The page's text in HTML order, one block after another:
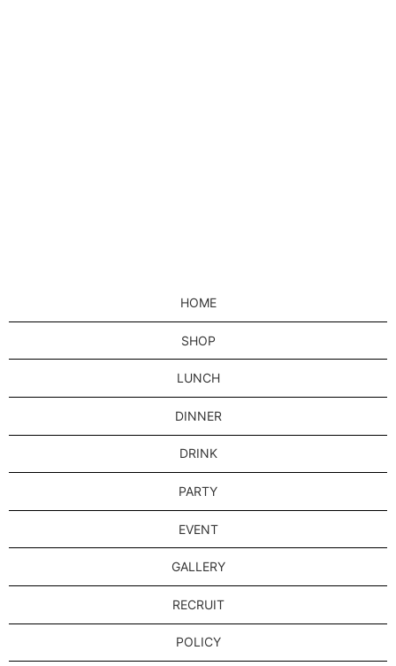
HOME
SHOP
LUNCH
DINNER
DRINK
PARTY
EVENT
GALLERY
RECRUIT
POLICY